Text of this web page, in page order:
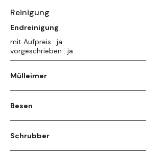
Reinigung
Endreinigung
mit Aufpreis : ja
vorgeschrieben : ja
Mülleimer
Besen
Schrubber